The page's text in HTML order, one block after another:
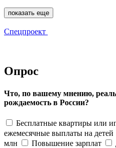
показать еще
Спецпроект
Опрос
Что, по вашему мнению,
рождаемость в России?
Бесплатные квартиры или
ежемесячные выплаты на детей
млн
Повышение зарплат